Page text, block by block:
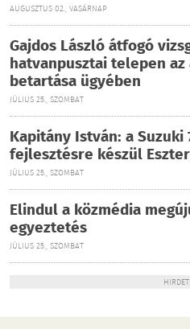
AUGUSZTUS 02., VASÁRNAP
Gajdos László átfogó
hatvanpusztai telepen
betartása ügyében
JÚLIUS 25., SZOMBAT
Kapitány István: a
fejlesztésre készül
JÚLIUS 25., SZOMBAT
Elindul a közmédia
egyeztetés
JÚLIUS 25., SZOMBAT